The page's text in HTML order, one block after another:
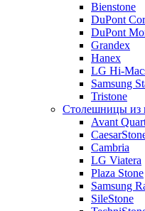
Bienstone
DuPont
DuPont
Grandex
Hanex
LG Hi-
Samsung
Tristone
Столешницы из
Avant
Cambria
LG Viatera
Plaza Stone
Samsung
SileStone